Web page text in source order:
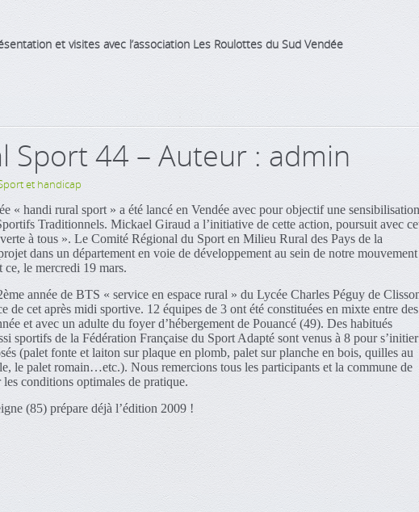
et visites avec l’association Les Roulottes du Sud Vendée
Sport 44 – Auteur : admin
et handicap
« handi rural sport » a été lancé en Vendée avec pour objectif une sensibilisation
Traditionnels. Mickael Giraud a l’initiative de cette action, poursuit avec
à tous ». Le Comité Régional du Sport en Milieu Rural des Pays de la
dans un département en voie de développement au sein de notre mouvement
le mercredi 19 mars.
année de BTS « service en espace rural » du Lycée Charles Péguy de
de cet après midi sportive. 12 équipes de 3 ont été constituées en mixte entre des
et avec un adulte du foyer d’hébergement de Pouancé (49). Des habitués
sportifs de la Fédération Française du Sport Adapté sont venus à 8 pour s’initier
(palet fonte et laiton sur plaque en plomb, palet sur planche en bois, quilles au
le palet romain…etc.). Nous remercions tous les participants et la commune de
conditions optimales de pratique.
(85) prépare déjà l’édition 2009 !